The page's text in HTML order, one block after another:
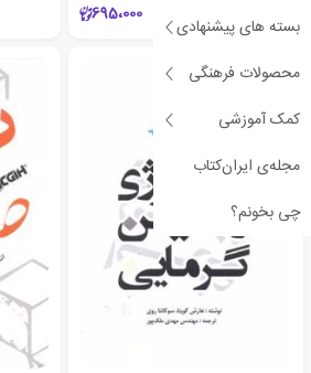
بسته های پیشنهادی
محصولات فرهنگی
کمک آموزشی
مجله‌ی ایران‌کتاب
چی بخونم؟
695،000